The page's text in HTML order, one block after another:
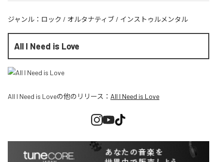
ジャンル： ロック / オルタナティブ / インストゥルメンタル
All I Need is Love
All I Need is Loveの他のリリース： All I Need is Love